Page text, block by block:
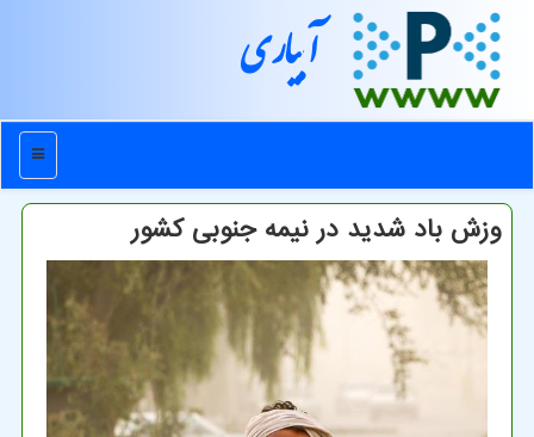
آبیاری
منو
وزش باد شدید در نیمه جنوبی کشور